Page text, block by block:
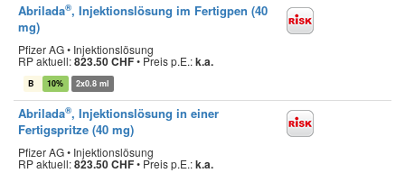
Abrilada®, Injektionslösung im Fertigpen (40
mg)
Pfizer AG • Injektionslösung
RP aktuell:823.50 CHF• Preis p.E.:k.a.
B 10% 2x0.8 ml
Abrilada®, Injektionslösung in einer
Fertigspritze (40 mg)
Pfizer AG • Injektionslösung
RP aktuell:823.50 CHF• Preis p.E.:k.a.